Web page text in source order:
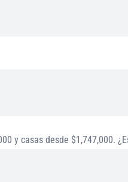
y casas desde $1,747,000.